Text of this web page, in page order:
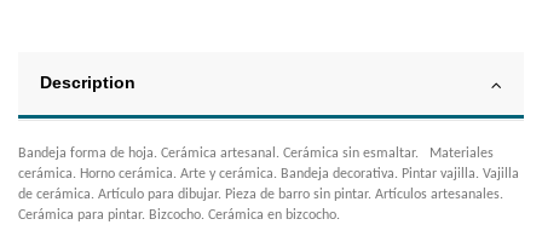
Description
Bandeja forma de hoja. Cerámica artesanal. Cerámica sin esmaltar. Materiales
cerámica. Horno cerámica. Arte y cerámica. Bandeja decorativa. Pintar vajilla. Vajilla
de cerámica. Artículo para dibujar. Pieza de barro sin pintar. Artículos artesanales.
Cerámica para pintar. Bizcocho. Cerámica en bizcocho.